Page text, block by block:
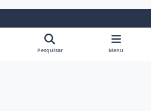
i
Pesquisar Menu